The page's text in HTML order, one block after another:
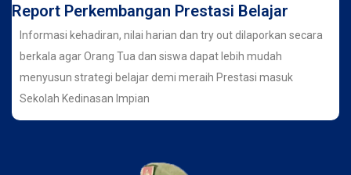
Report Perkembangan Prestasi Belajar
Informasi kehadiran, nilai harian dan try out dilaporkan secara
berkala agar Orang Tua dan siswa dapat lebih mudah
menyusun strategi belajar demi meraih Prestasi masuk
Sekolah Kedinasan Impian